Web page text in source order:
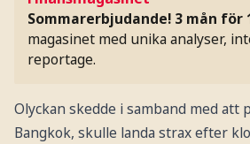
Sommarerbjudande! 3 mån för
magasinet med unika analyser,
reportage.
Olyckan skedde i samband med att
Bangkok, skulle landa strax efter